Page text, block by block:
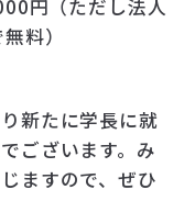
ただし法人
料）
新たに学長に就
ございます。み
ますので、ぜひ